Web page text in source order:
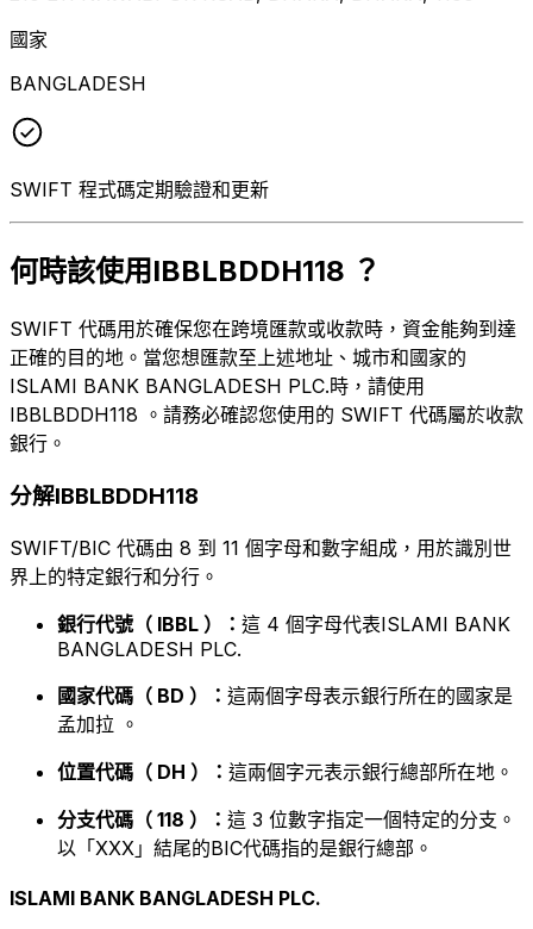
國家
BANGLADESH
SWIFT 程式碼定期驗證和更新
何時該使用IBBLBDDH118 ？
SWIFT 代碼用於確保您在跨境匯款或收款時，資金能夠到達
正確的目的地。當您想匯款至上述地址、城市和國家的
ISLAMI BANK BANGLADESH PLC.時，請使用
IBBLBDDH118 。請務必確認您使用的 SWIFT 代碼屬於收款
銀行。
分解IBBLBDDH118
SWIFT/BIC 代碼由 8 到 11 個字母和數字組成，用於識別世
界上的特定銀行和分行。
銀行代號（ IBBL ）： 這 4 個字母代表ISLAMI BANK
BANGLADESH PLC.
國家代碼（ BD ）： 這兩個字母表示銀行所在的國家是
孟加拉 。
位置代碼（ DH ）： 這兩個字元表示銀行總部所在地。
分支代碼（ 118 ）： 這 3 位數字指定一個特定的分支。
以「XXX」結尾的BIC代碼指的是銀行總部。
ISLAMI BANK BANGLADESH PLC.